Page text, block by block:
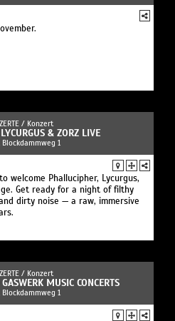
/ Konzert
& ZORZ LIVE
Blockdammweg 1
welcome Phallucipher, Lycurgus,
Get ready for a night of filthy
dirty noise — a raw, immersive
/ Konzert
MUSIC CONCERTS
Blockdammweg 1